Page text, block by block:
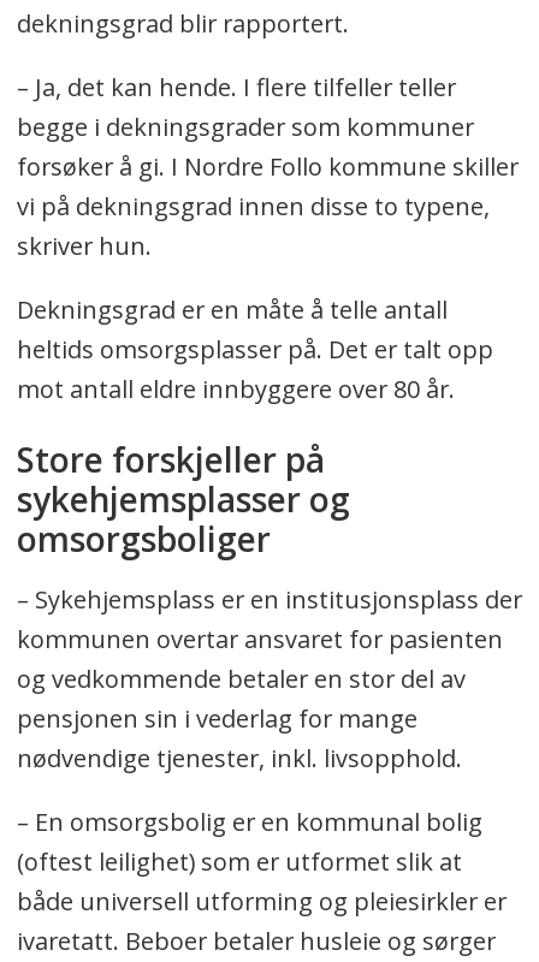
dekningsgrad blir rapportert.
– Ja, det kan hende. I flere tilfeller teller
begge i dekningsgrader som kommuner
forsøker å gi. I Nordre Follo kommune skiller
vi på dekningsgrad innen disse to typene,
skriver hun.
Dekningsgrad er en måte å telle antall
heltids omsorgsplasser på. Det er talt opp
mot antall eldre innbyggere over 80 år.
Store forskjeller på
sykehjemsplasser og
omsorgsboliger
– Sykehjemsplass er en institusjonsplass der
kommunen overtar ansvaret for pasienten
og vedkommende betaler en stor del av
pensjonen sin i vederlag for mange
nødvendige tjenester, inkl. livsopphold.
– En omsorgsbolig er en kommunal bolig
(oftest leilighet) som er utformet slik at
både universell utforming og pleiesirkler er
ivaretatt. Beboer betaler husleie og sørger